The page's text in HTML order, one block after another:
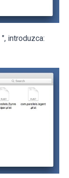
", introduzca: